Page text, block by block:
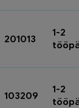
201013
1-2
103209
1-2